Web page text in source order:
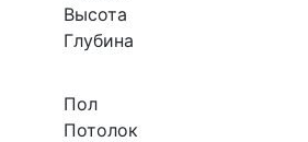
Высота
Глубина
Пол
Потолок